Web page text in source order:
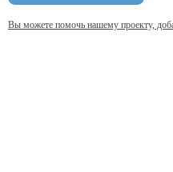
Вы можете помочь нашему проекту,